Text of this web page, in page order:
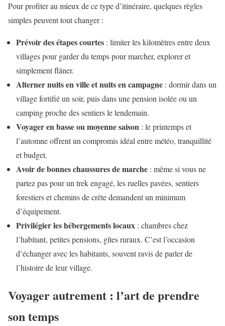
Pour profiter au mieux de ce type d’itinéraire, quelques règles
simples peuvent tout changer :
Prévoir des étapes courtes : limiter les kilomètres entre deux
villages pour garder du temps pour marcher, explorer et
simplement flâner.
Alterner nuits en ville et nuits en campagne : dormir dans un
village fortifié un soir, puis dans une pension isolée ou un
camping proche des sentiers le lendemain.
Voyager en basse ou moyenne saison : le printemps et
l’automne offrent un compromis idéal entre météo, tranquillité
et budget.
Avoir de bonnes chaussures de marche : même si vous ne
partez pas pour un trek engagé, les ruelles pavées, sentiers
forestiers et chemins de crête demandent un minimum
d’équipement.
Privilégier les hébergements locaux : chambres chez
l’habitant, petites pensions, gîtes ruraux. C’est l’occasion
d’échanger avec les habitants, souvent ravis de parler de
l’histoire de leur village.
Voyager autrement : l’art de prendre
son temps